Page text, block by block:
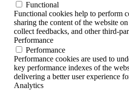
Functional
Functional cookies help to perform
sharing the content of the website
collect feedbacks, and other third-
Performance
Performance
Performance cookies are used to
key performance indexes of the
delivering a better user experience
Analytics